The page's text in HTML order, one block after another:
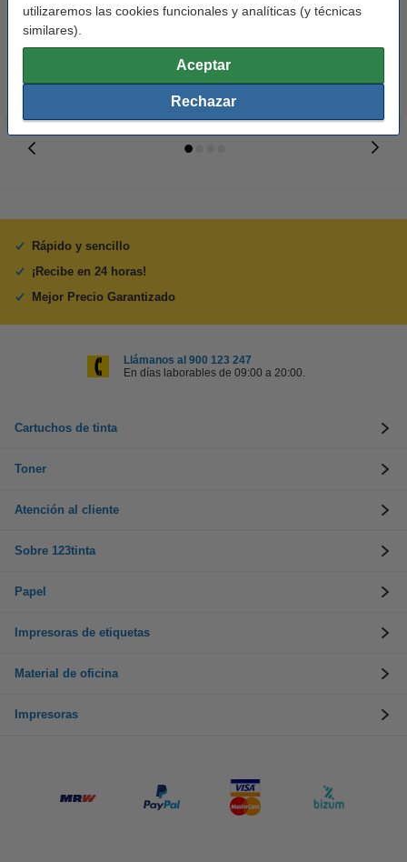
utilizaremos las cookies funcionales y analíticas (y técnicas
similares).
Aceptar
Rechazar
5,50 €
Rápido y sencillo
¡Recibe en 24 horas!
Mejor Precio Garantizado
Llámanos al 900 123 247
En días laborables de 09:00 a 20:00.
Cartuchos de tinta
Toner
Atención al cliente
Sobre 123tinta
Papel
Impresoras de etiquetas
Material de oficina
Impresoras